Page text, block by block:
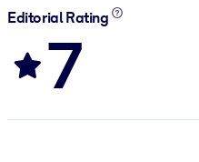
Editorial Rating
7